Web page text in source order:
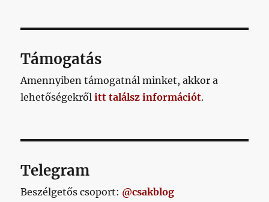
OLD
Támogatás
Amennyiben támogatnál minket, akkor a
lehetőségekrőlitt találsz információt.
Telegram
Beszélgetős csoport: @csakblog